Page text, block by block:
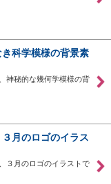
科学模様の背景素
神秘的な幾何学模様の背
月のロゴのイラス
３月のロゴのイラストで